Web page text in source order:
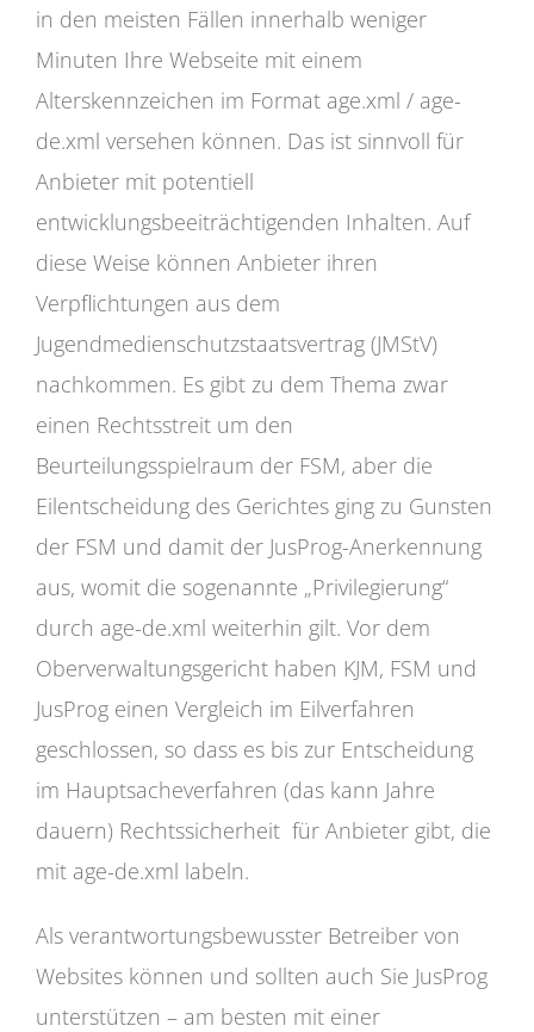
in den meisten Fällen innerhalb weniger
Minuten Ihre Webseite mit einem
Alterskennzeichen im Format age.xml / age-
de.xml versehen können. Das ist sinnvoll für
Anbieter mit potentiell
entwicklungsbeeiträchtigenden Inhalten. Auf
diese Weise können Anbieter ihren
Verpflichtungen aus dem
Jugendmedienschutzstaatsvertrag (JMStV)
nachkommen. Es gibt zu dem Thema zwar
einen Rechtsstreit um den
Beurteilungsspielraum der FSM, aber die
Eilentscheidung des Gerichtes ging zu Gunsten
der FSM und damit der JusProg-Anerkennung
aus, womit die sogenannte „Privilegierung“
durch age-de.xml weiterhin gilt. Vor dem
Oberverwaltungsgericht haben KJM, FSM und
JusProg einen Vergleich im Eilverfahren
geschlossen, so dass es bis zur Entscheidung
im Hauptsacheverfahren (das kann Jahre
dauern) Rechtssicherheit für Anbieter gibt, die
mit age-de.xml labeln.
Als verantwortungsbewusster Betreiber von
Websites können und sollten auch Sie JusProg
unterstützen – am besten mit einer